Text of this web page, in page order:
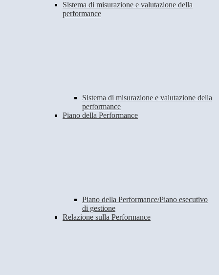
Sistema di misurazione e valutazione della
performance
Sistema di misurazione e valutazione della
performance
Piano della Performance
Piano della Performance/Piano esecutivo
di gestione
Relazione sulla Performance